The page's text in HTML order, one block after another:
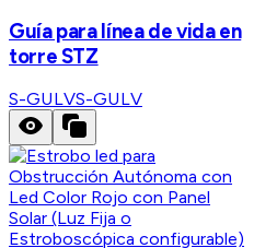
Guía para línea de vida en
torre STZ
S-GULVS-GULV